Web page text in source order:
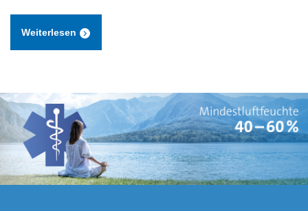
Weiterlesen